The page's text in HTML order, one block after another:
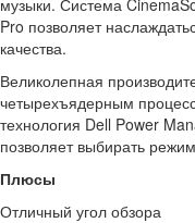
музыки. Система
Pro позволяет
качества.
Великолепная
четырехъядерным
технология Dell Power
позволяет выбирать
Плюсы
Отличный угол обзора